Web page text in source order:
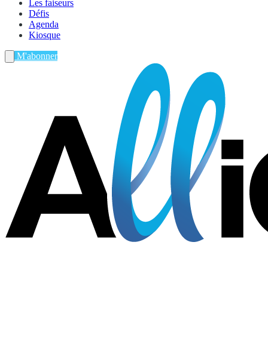
Les faiseurs
Défis
Agenda
Kiosque
M'abonner